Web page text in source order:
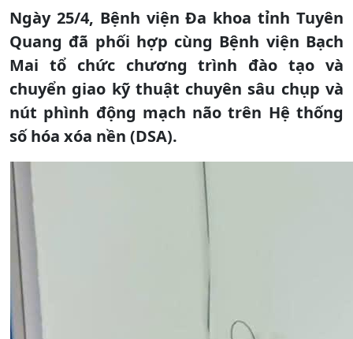
Ngày 25/4, Bệnh viện Đa khoa tỉnh Tuyên
Quang đã phối hợp cùng Bệnh viện Bạch
Mai tổ chức chương trình đào tạo và
chuyển giao kỹ thuật chuyên sâu chụp và
nút phình động mạch não trên Hệ thống
số hóa xóa nền (DSA).